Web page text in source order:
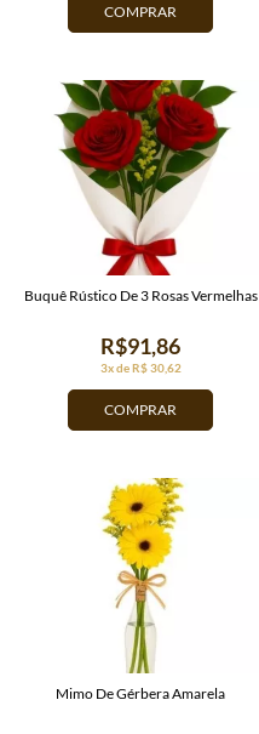
COMPRAR
COMPRAR
3x de R$ 30,62
R$91,86
Buquê Rústico De 3 Rosas Vermelhas
Mimo De Gérbera Amarela